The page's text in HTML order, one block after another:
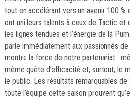
tout en accélérant vers un avenir 100 %
ont uni leurs talents à ceux de Tactic et
les lignes tendues et l’énergie de la
parle immédiatement aux passionnés
montre la force de notre partenariat :
même quête d’efficacité et, surtout, le
le public. Les résultats remarquables de
toute l’équipe cette saison prouvent